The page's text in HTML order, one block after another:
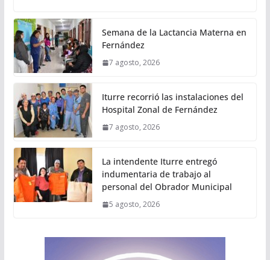
Semana de la Lactancia Materna en
Fernández
7 agosto, 2026
Iturre recorrió las instalaciones del
Hospital Zonal de Fernández
7 agosto, 2026
La intendente Iturre entregó
indumentaria de trabajo al
personal del Obrador Municipal
5 agosto, 2026